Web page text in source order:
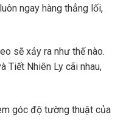
ngay hàng thẳng lối,
sẽ xảy ra như thế nào.
Tiết Nhiên Ly cãi nhau,
góc độ tường thuật của